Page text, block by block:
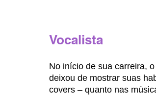
Vocalista
No início de sua carreira,
deixou de mostrar suas
covers – quanto nas